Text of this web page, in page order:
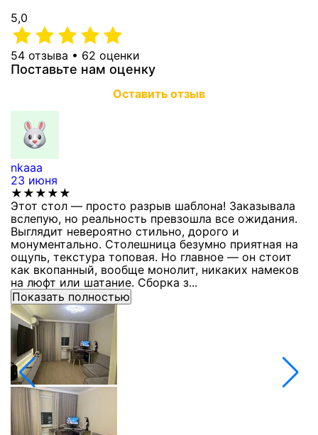
5,0
54 отзыва • 62 оценки
Поставьте нам оценку
Оставить отзыв
nkaaa
23 июня
★★★★★
Этот стол — просто разрыв шаблона! Заказывала
вслепую, но реальность превзошла все ожидания.
Выглядит невероятно стильно, дорого и
монументально. Столешница безумно приятная на
ощупь, текстура топовая. Но главное — он стоит
как вкопанный, вообще монолит, никаких намеков
на люфт или шатание. Сборка з...
Показать полностью